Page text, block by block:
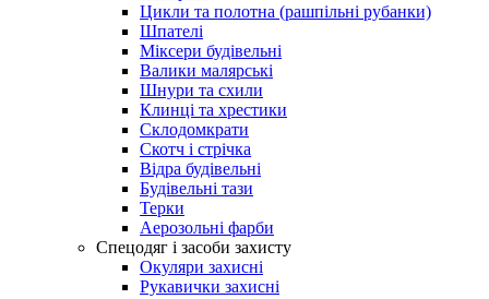
Цикли та полотна (рашпільні рубанки)
Шпателі
Міксери будівельні
Валики малярські
Шнури та схили
Клинці та хрестики
Склодомкрати
Скотч і стрічка
Відра будівельні
Будівельні тази
Терки
Аерозольні фарби
Спецодяг і засоби захисту
Окуляри захисні
Рукавички захисні